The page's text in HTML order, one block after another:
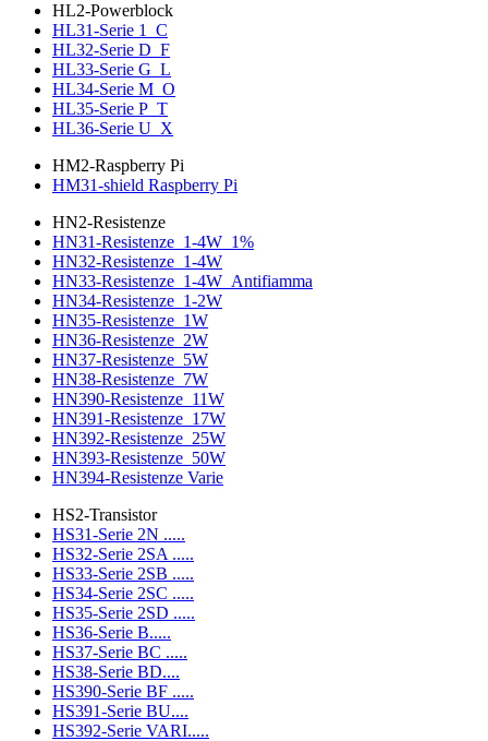
HL2-Powerblock
HL31-Serie 1_C
HL32-Serie D_F
HL33-Serie G_L
HL34-Serie M_O
HL35-Serie P_T
HL36-Serie U_X
HM2-Raspberry Pi
HM31-shield Raspberry Pi
HN2-Resistenze
HN31-Resistenze_1-4W_1%
HN32-Resistenze_1-4W
HN33-Resistenze_1-4W_Antifiamma
HN34-Resistenze_1-2W
HN35-Resistenze_1W
HN36-Resistenze_2W
HN37-Resistenze_5W
HN38-Resistenze_7W
HN390-Resistenze_11W
HN391-Resistenze_17W
HN392-Resistenze_25W
HN393-Resistenze_50W
HN394-Resistenze Varie
HS2-Transistor
HS31-Serie 2N .....
HS32-Serie 2SA .....
HS33-Serie 2SB .....
HS34-Serie 2SC .....
HS35-Serie 2SD .....
HS36-Serie B.....
HS37-Serie BC .....
HS38-Serie BD....
HS390-Serie BF .....
HS391-Serie BU....
HS392-Serie VARI.....